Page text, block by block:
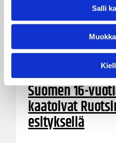
Salli
08.08.2026
Suomen 16-
kaatoivat
esityksellä